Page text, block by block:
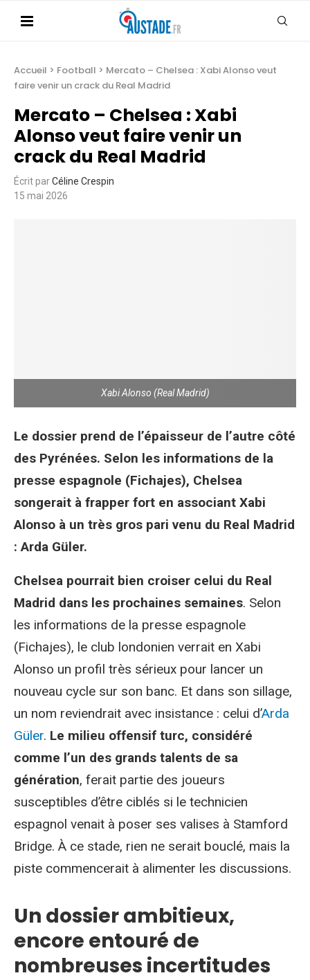
Accueil > Football > Mercato – Chelsea : Xabi Alonso veut
faire venir un crack du Real Madrid
Mercato – Chelsea : Xabi
Alonso veut faire venir un
crack du Real Madrid
Écrit parCéline Crespin
15 mai 2026
Xabi Alonso (Real Madrid)
Le dossier prend de l’épaisseur de l’autre côté
des Pyrénées. Selon les informations de la
presse espagnole (Fichajes), Chelsea
songerait à frapper fort en associant Xabi
Alonso à un très gros pari venu du Real Madrid
: Arda Güler.
Chelsea pourrait bien croiser celui du Real
Madrid dans les prochaines semaines. Selon
les informations de la presse espagnole
(Fichajes), le club londonien verrait en Xabi
Alonso un profil très sérieux pour lancer un
nouveau cycle sur son banc. Et dans son sillage,
un nom reviendrait avec insistance : celui d’Arda
Güler. Le milieu offensif turc, considéré
comme l’un des grands talents de sa
génération, ferait partie des joueurs
susceptibles d’être ciblés si le technicien
espagnol venait à poser ses valises à Stamford
Bridge. À ce stade, rien ne serait bouclé, mais la
piste commencerait à alimenter les discussions.
Un dossier ambitieux,
encore entouré de
nombreuses incertitudes